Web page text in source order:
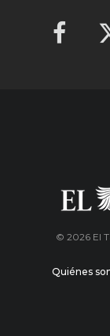
© 2026 El
Quiénes